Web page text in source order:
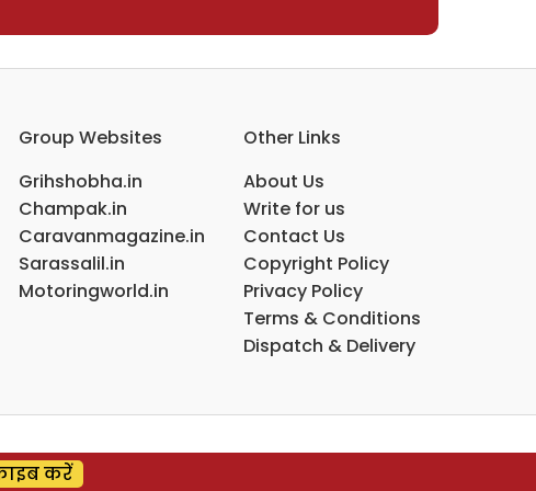
Group Websites
Grihshobha.in
Champak.in
Caravanmagazine.in
Sarassalil.in
Motoringworld.in
Other Links
About Us
Write for us
Contact Us
Copyright Policy
Privacy Policy
Terms & Conditions
Dispatch & Delivery
करें